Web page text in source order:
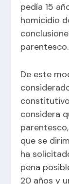
pedía 15
homicidio
parentesco.
De este
considera
que se
ha
pena
20 años y